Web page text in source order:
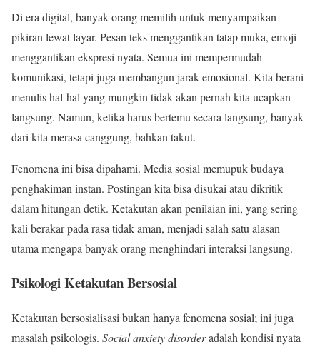
Di era digital, banyak orang memilih untuk menyampaikan
pikiran lewat layar. Pesan teks menggantikan tatap muka, emoji
menggantikan ekspresi nyata. Semua ini mempermudah
komunikasi, tetapi juga membangun jarak emosional. Kita berani
menulis hal-hal yang mungkin tidak akan pernah kita ucapkan
langsung. Namun, ketika harus bertemu secara langsung, banyak
dari kita merasa canggung, bahkan takut.
Fenomena ini bisa dipahami. Media sosial memupuk budaya
penghakiman instan. Postingan kita bisa disukai atau dikritik
dalam hitungan detik. Ketakutan akan penilaian ini, yang sering
kali berakar pada rasa tidak aman, menjadi salah satu alasan
utama mengapa banyak orang menghindari interaksi langsung.
Psikologi Ketakutan Bersosial
Ketakutan bersosialisasi bukan hanya fenomena sosial; ini juga
masalah psikologis. Social anxiety disorderadalah kondisi nyata